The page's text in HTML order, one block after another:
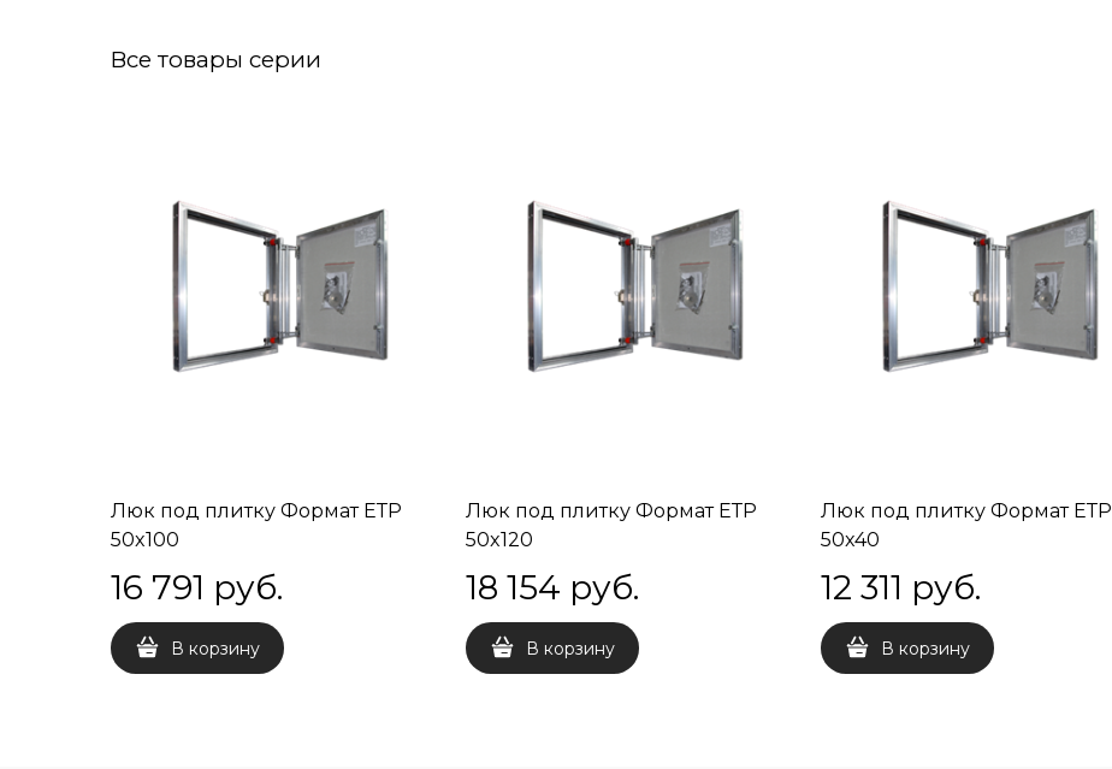
Все товары серии
Люк под плитку Формат ЕТР
50x100
16 791 руб.
В корзину
Люк под плитку Формат ЕТР
50x120
18 154 руб.
В корзину
Люк под плитку Формат ЕТР
50x40
12 311 руб.
В корзину